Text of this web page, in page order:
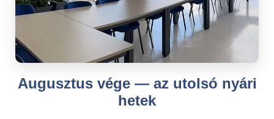
Augusztus vége — az utolsó nyári
hetek